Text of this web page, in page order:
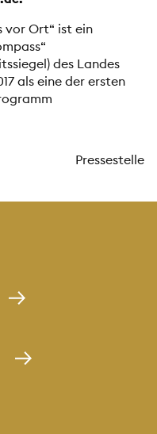
vor Ort“ ist ein
des Landes
als eine der ersten
Pressestelle